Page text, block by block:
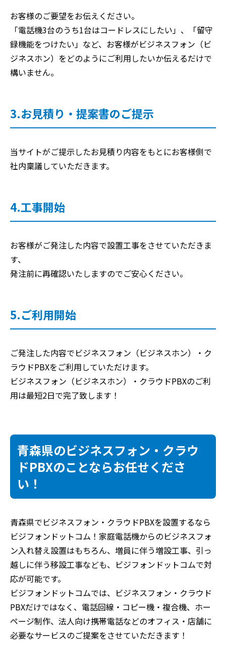
お客様のご要望をお伝えください。
「電話機3台のうち1台はコードレスにしたい」、「留守
録機能をつけたい」など、お客様がビジネスフォン（ビ
ジネスホン）をどのようにご利用したいか伝えるだけで
構いません。
3.お見積り・提案書のご提示
当サイトがご提示したお見積り内容をもとにお客様側で
社内稟議していただきます。
4.工事開始
お客様がご発注した内容で設置工事をさせていただきま
す、
発注前に再確認いたしますのでご安心ください。
5.ご利用開始
ご発注した内容でビジネスフォン（ビジネスホン）・ク
ラウドPBXをご利用していただけます。
ビジネスフォン（ビジネスホン）・クラウドPBXのご利
用は最短2日で完了致します！
青森県のビジネスフォン・クラウ
ドPBXのことならお任せくださ
い！
青森県でビジネスフォン・クラウドPBXを設置するなら
ビジフォンドットコム！家庭電話機からのビジネスフォ
ン入れ替え設置はもちろん、増員に伴う増設工事、引っ
越しに伴う移設工事なども、ビジフォンドットコムで対
応が可能です。
ビジフォンドットコムでは、ビジネスフォン・クラウド
PBXだけではなく、電話回線・コピー機・複合機、ホー
ページ制作、法人向け携帯電話などのオフィス・店舗に
必要なサービスのご提案をさせていただきます！